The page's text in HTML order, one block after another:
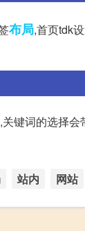
布局,首页tdk
键词的选择
站内 网站